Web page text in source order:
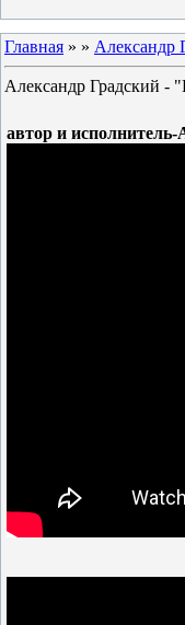
Главная » » Александр
Александр Градский -
автор и